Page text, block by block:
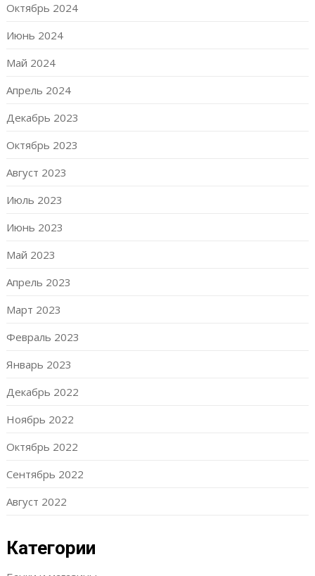
Октябрь 2024
Июнь 2024
Май 2024
Апрель 2024
Декабрь 2023
Октябрь 2023
Август 2023
Июль 2023
Июнь 2023
Май 2023
Апрель 2023
Март 2023
Февраль 2023
Январь 2023
Декабрь 2022
Ноябрь 2022
Октябрь 2022
Сентябрь 2022
Август 2022
Категории